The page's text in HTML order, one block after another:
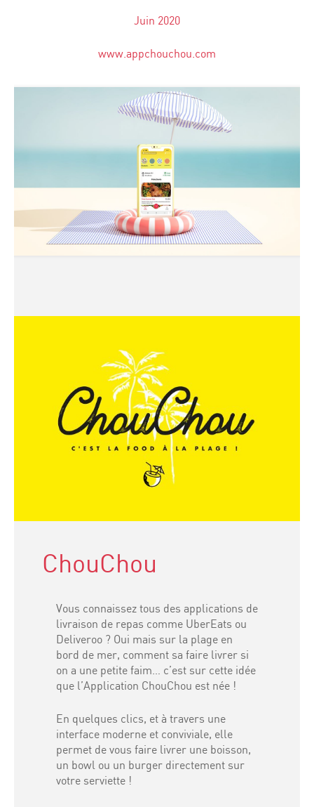
Juin 2020
www.appchouchou.com
ChouChou
Vous connaissez tous des applications de
livraison de repas comme UberEats ou
Deliveroo ? Oui mais sur la plage en
bord de mer, comment sa faire livrer si
on a une petite faim… c’est sur cette idée
que l’Application ChouChou est née !
En quelques clics, et à travers une
interface moderne et conviviale, elle
permet de vous faire livrer une boisson,
un bowl ou un burger directement sur
votre serviette !